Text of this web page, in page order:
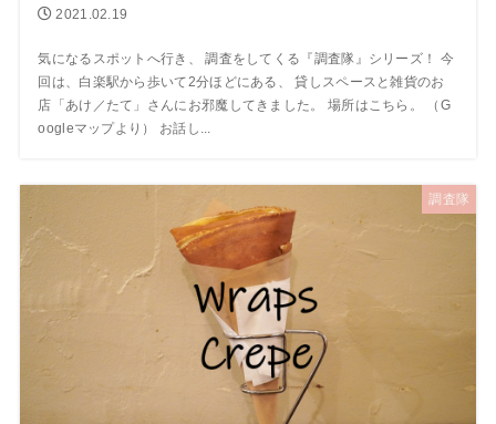
2021.02.19
気になるスポットへ行き、 調査をしてくる『調査隊』シリーズ！ 今
回は、白楽駅から歩いて2分ほどにある、 貸しスペースと雑貨のお
店「あけ／たて」さんにお邪魔してきました。 場所はこちら。 （G
oogleマップより） お話し...
調査隊